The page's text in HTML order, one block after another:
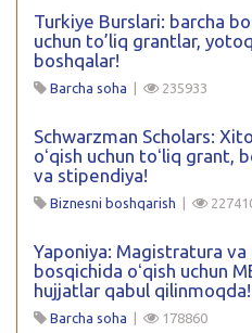
Turkiye Burslari: barcha
uchun to’liq grantlar,
boshqalar!
Barcha soha | 235933
Schwarzman Scholars:
oʻqish uchun toʻliq grant,
va stipendiya!
Biznesni boshqarish |
Yaponiya: Magistratura
bosqichida oʻqish uchun
hujjatlar qabul qilinmoqda!
Barcha soha | 178860